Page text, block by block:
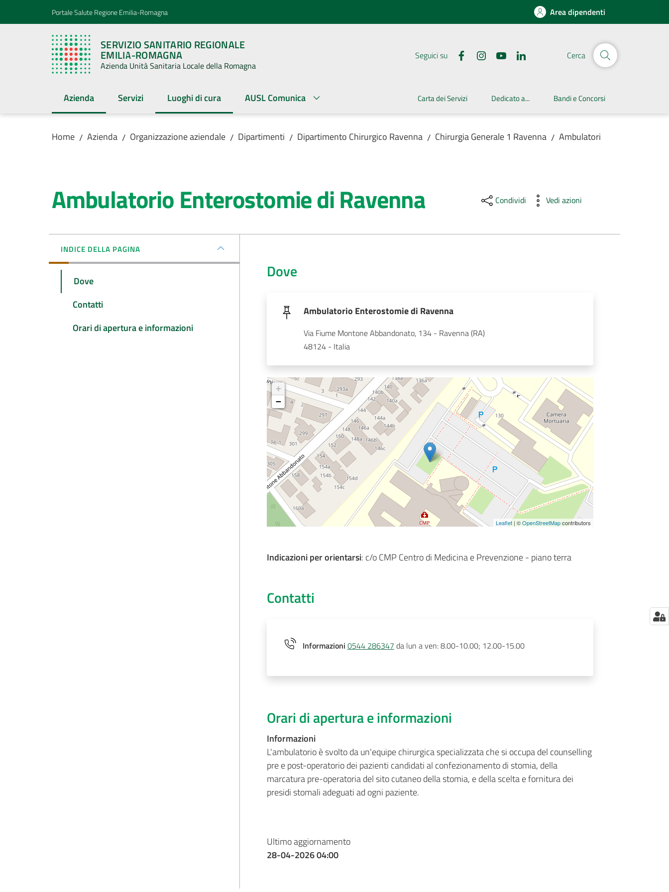
Vai al contenuto
Vai alla navigazionePortale Salute Regione Emilia-Romagna Area dipendenti
SERVIZIO SANITARIO REGIONALE
EMILIA-ROMAGNA
Azienda Unità Sanitaria Locale della Romagna
Seguici su Cerca
Azienda
Menu selezionatoServizi Luoghi di cura
Menu selezionato AUSL Comunica Carta dei Servizi Dedicato a... Bandi e Concorsi
Home / Azienda / Organizzazione aziendale / Dipartimenti / Dipartimento Chirurgico Ravenna / Chirurgia Generale 1 Ravenna / Ambulatori
Ambulatorio Enterostomie di Ravenna Condividi Vedi azioni
INDICE DELLA PAGINA
Dove
Contatti
Orari di apertura e informazioni
Dove
Ambulatorio Enterostomie di Ravenna
Via Fiume Montone Abbandonato, 134 - Ravenna (RA)
48124 - Italia
+
−
Leaflet| ©OpenStreetMapcontributors
Indicazioni per orientarsi: c/o CMP Centro di Medicina e Prevenzione - piano terra
Contatti
Informazioni 0544 286347 da lun a ven: 8.00-10.00; 12.00-15.00
Orari di apertura e informazioni
Informazioni
L'ambulatorio è svolto da un'equipe chirurgica specializzata che si occupa del counselling
pre e post-operatorio dei pazienti candidati al confezionamento di stomia, della
marcatura pre-operatoria del sito cutaneo della stomia, e della scelta e fornitura dei
presidi stomali adeguati ad ogni paziente.
Ultimo aggiornamento
28-04-2026 04:00